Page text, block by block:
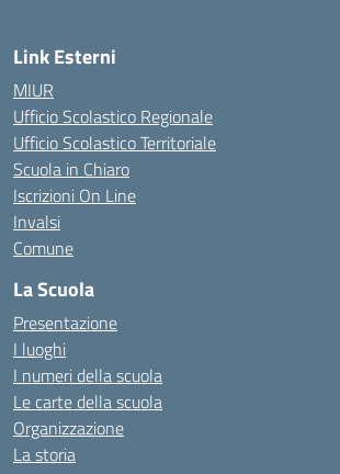
Link Esterni
MIUR
Ufficio Scolastico Regionale
Ufficio Scolastico Territoriale
Scuola in Chiaro
Iscrizioni On Line
Invalsi
Comune
La Scuola
Presentazione
I luoghi
I numeri della scuola
Le carte della scuola
Organizzazione
La storia